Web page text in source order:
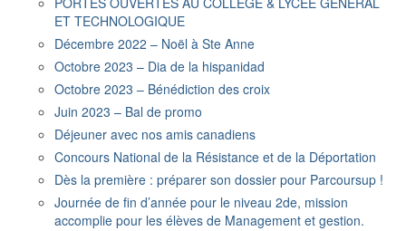
ET TECHNOLOGIQUE
Décembre 2022 – Noël à Ste Anne
Octobre 2023 – Dia de la hispanidad
Octobre 2023 – Bénédiction des croix
Juin 2023 – Bal de promo
Déjeuner avec nos amis canadiens
Concours National de la Résistance et de la Déportation
Dès la première : préparer son dossier pour Parcoursup !
Journée de fin d’année pour le niveau 2de, mission
accomplie pour les élèves de Management et gestion.